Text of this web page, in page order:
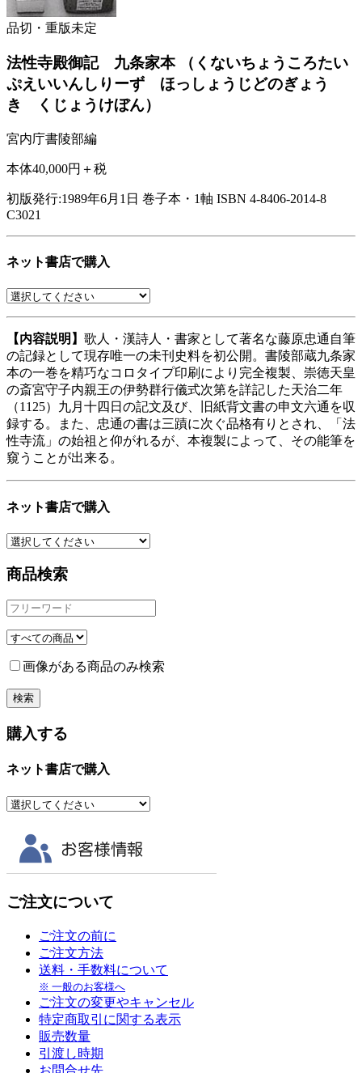
品切・重版未定
法性寺殿御記 九条家本
（くないちょうころたい
ぷえいいんしりーず ほっしょうじどのぎょう
き くじょうけぼん）
宮内庁書陵部編
本体40,000円＋税
初版発行:1989年6月1日 巻子本・1軸 ISBN 4-8406-2014-8
C3021
ネット書店で購入
【内容説明】 歌人・漢詩人・書家として著名な藤原忠通自筆
の記録として現存唯一の未刊史料を初公開。書陵部蔵九条家
本の一巻を精巧なコロタイプ印刷により完全複製、崇徳天皇
の斎宮守子内親王の伊勢群行儀式次第を詳記した天治二年
（1125）九月十四日の記文及び、旧紙背文書の申文六通を収
録する。また、忠通の書は三蹟に次ぐ品格有りとされ、「法
性寺流」の始祖と仰がれるが、本複製によって、その能筆を
窺うことが出来る。
ネット書店で購入
商品検索
画像がある商品のみ検索
購入する
ネット書店で購入
ご注文について
ご注文の前に
ご注文方法
送料・手数料について
※ 一般のお客様へ
ご注文の変更やキャンセル
特定商取引に関する表示
販売数量
引渡し時期
お問合せ先